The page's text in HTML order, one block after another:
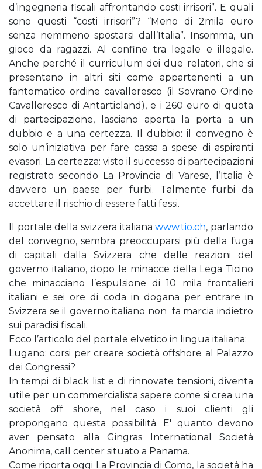
d’ingegneria fiscali affrontando costi irrisori”. E quali
sono questi “costi irrisori”? “Meno di 2mila euro
senza nemmeno spostarsi dall’Italia”. Insomma, un
gioco da ragazzi. Al confine tra legale e illegale.
Anche perché il curriculum dei due relatori, che si
presentano in altri siti come appartenenti a un
fantomatico ordine cavalleresco (il Sovrano Ordine
Cavalleresco di Antarticland), e i 260 euro di quota
di partecipazione, lasciano aperta la porta a un
dubbio e a una certezza. Il dubbio: il convegno è
solo un’iniziativa per fare cassa a spese di aspiranti
evasori. La certezza: visto il successo di partecipazioni
registrato secondo La Provincia di Varese, l’Italia è
davvero un paese per furbi. Talmente furbi da
accettare il rischio di essere fatti fessi.
Il portale della svizzera italianawww.tio.ch, parlando
del convegno, sembra preoccuparsi più della fuga
di capitali dalla Svizzera che delle reazioni del
governo italiano, dopo le minacce della Lega Ticino
che minacciano l’espulsione di 10 mila frontalieri
italiani e sei ore di coda in dogana per entrare in
Svizzera se il governo italiano non fa marcia indietro
sui paradisi fiscali.
Ecco l’articolo del portale elvetico in lingua italiana:
Lugano: corsi per creare società offshore al Palazzo
dei Congressi?
In tempi di black list e di rinnovate tensioni, diventa
utile per un commercialista sapere come si crea una
società off shore, nel caso i suoi clienti gli
propongano questa possibilità. E' quanto devono
aver pensato alla Gingras International Società
Anonima, call center situato a Panama.
Come riporta oggi La Provincia di Como, la società ha